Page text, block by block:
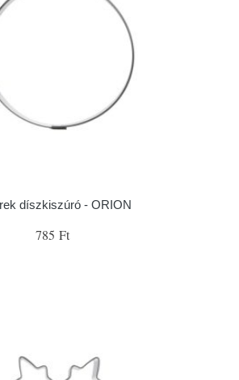
díszkiszúró - ORION
785 Ft